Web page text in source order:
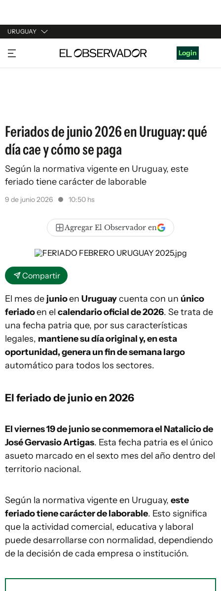
URUGUAY
URUGUAY
ARGENTINA
Login
Feriados de junio 2026 en Uruguay: qué
día cae y cómo se paga
Según la normativa vigente en Uruguay, este
feriado tiene carácter de laborable
9 de junio 2026 10:50 hs
Agregar El Observador en
Compartir
El mes de junioen Uruguaycuenta con un único
feriadoen el calendario oficial de 2026. Se trata de
una fecha patria que, por sus características
legales, mantiene su día original y, en esta
oportunidad, genera un fin de semana largo
automático para todos los sectores.
El feriado de junio en 2026
El viernes 19 de junio se conmemora el Natalicio de
José Gervasio Artigas. Esta fecha patria es el único
asueto marcado en el sexto mes del año dentro del
territorio nacional.
Según la normativa vigente en Uruguay, este
feriado tiene carácter de laborable. Esto significa
que la actividad comercial, educativa y laboral
puede desarrollarse con normalidad, dependiendo
de la decisión de cada empresa o institución.